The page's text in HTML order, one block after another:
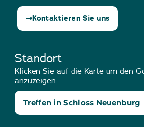
Kontaktieren Sie uns
Standort
Klicken Sie auf die Karte um den
anzuzeigen.
Treffen in Schloss Neuenburg